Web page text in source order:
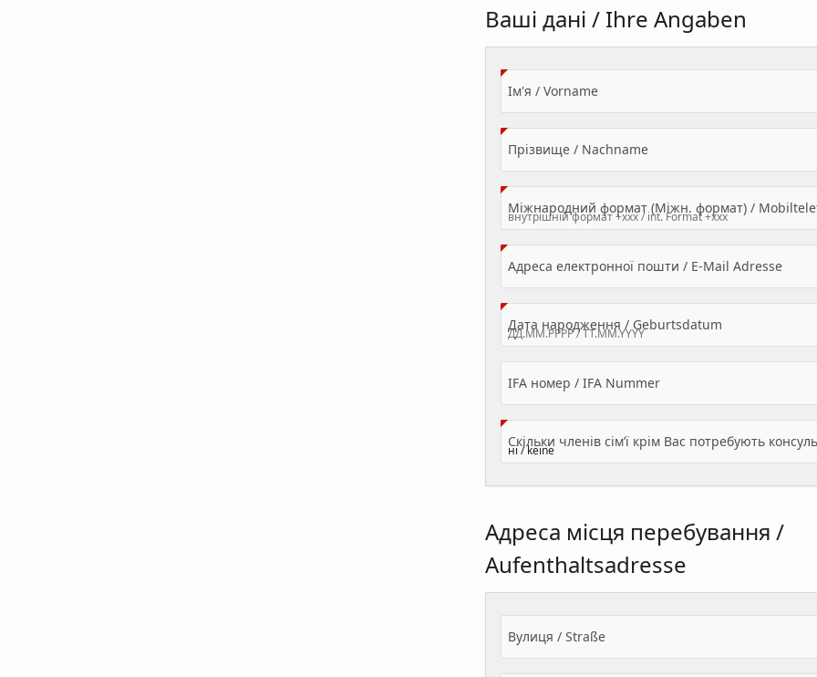
Ваші дані / Ihre Angaben
Ім'я / Vorname(Value Required)
Прізвище / Nachname(Value Required)
Міжнародний формат (Міжн. формат) /
Адреса електронної пошти / E-Mail Adresse
Дата народження / Geburtsdatum
IFA номер / IFA Nummer
Адреса місця перебування /
Aufenthaltsadresse
Вулиця / Straße